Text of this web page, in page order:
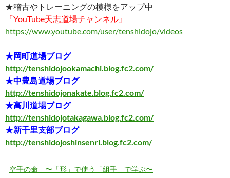
★稽古やトレーニングの模様をアップ中
『YouTube天志道場チャンネル』
https://www.youtube.com/user/tenshidojo/videos
★岡町道場ブログ
http://tenshidojookamachi.blog.fc2.com/
★中豊島道場ブログ
http://tenshidojonakate.blog.fc2.com/
★高川道場ブログ
http://tenshidojotakagawa.blog.fc2.com/
★新千里支部ブログ
http://tenshidojoshinsenri.blog.fc2.com/
空手の命 〜「形」で使う「組手」で学ぶ〜